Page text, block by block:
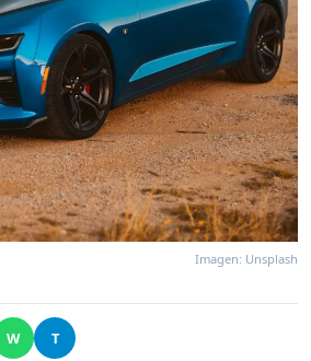
Imagen: Unsplash
W T